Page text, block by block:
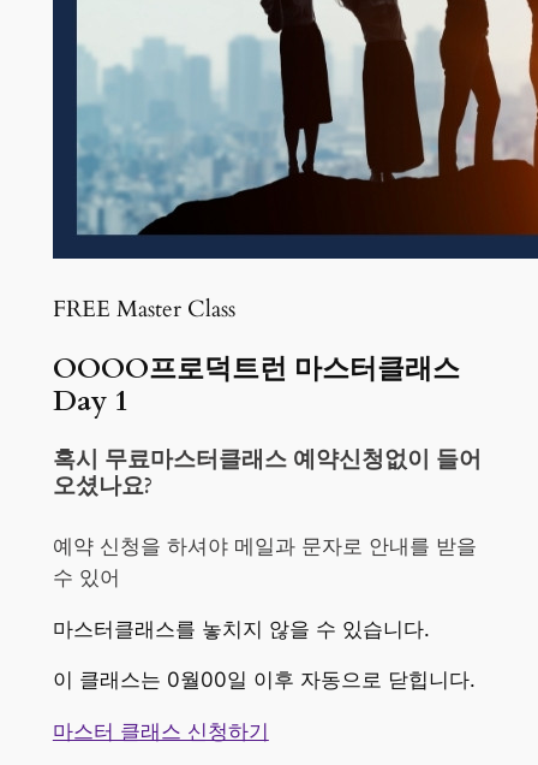
FREE Master Class
OOOO프로덕트런 마스터클래스
Day 1
혹시 무료마스터클래스 예약신청없이 들어
오셨나요?
예약 신청을 하셔야 메일과 문자로 안내를 받을
수 있어
마스터클래스를 놓치지 않을 수 있습니다.
이 클래스는 0월00일 이후 자동으로 닫힙니다.
마스터 클래스 신청하기